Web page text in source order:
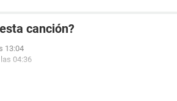
canción?
13:04
04:36